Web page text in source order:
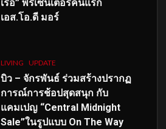
เร่อ” พรีเซ็นเตอร์คนแรก
เอส.โอ.ดี มอร์
LIVING UPDATE
บิว – จักรพันธ์ ร่วมสร้างปรากฏ
การณ์การช้อปสุดสนุก กับ
แคมเปญ “Central Midnight
Sale”ในรูปแบบ On The Way